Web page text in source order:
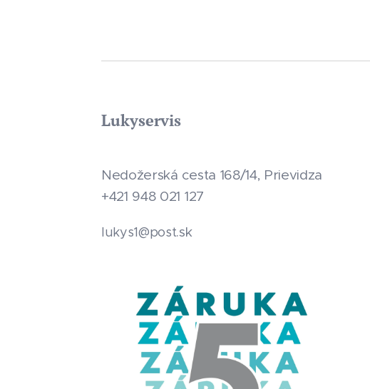
Lukyservis
Nedožerská cesta 168/14, Prievidza
+421 948 021 127
lukys1@post.sk